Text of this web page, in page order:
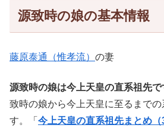
源致時の娘の基本情報
藤原泰通（惟孝流） の妻
源致時の娘は今上天皇の直系祖先で
致時の娘から今上天皇に至るまでの
す。「 今上天皇の直系祖先まとめ（